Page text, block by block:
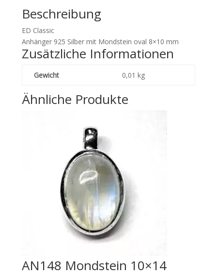
Beschreibung
ED Classic
Anhänger 925 Silber mit Mondstein oval 8×10 mm
Zusätzliche Informationen
Gewicht 0,01 kg
Ähnliche Produkte
AN148 Mondstein 10×14